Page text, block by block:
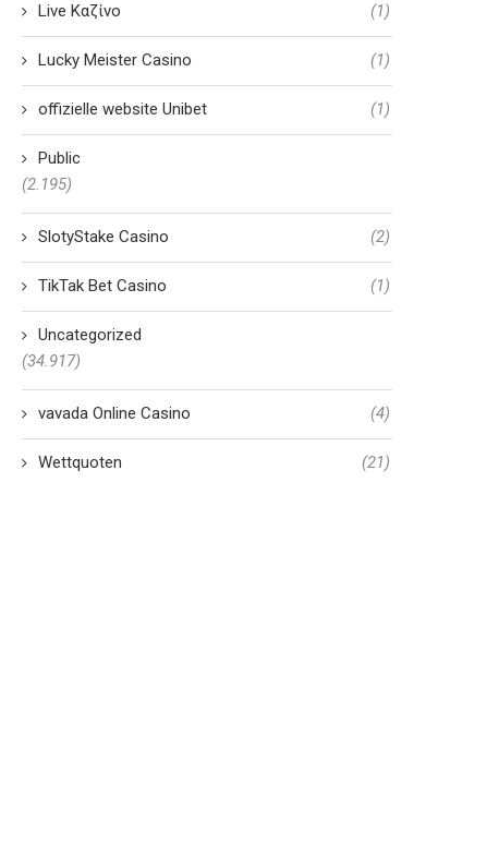
Live Καζίνο (1)
Lucky Meister Casino (1)
offizielle website Unibet (1)
Public
(2.195)
SlotyStake Casino (2)
TikTak Bet Casino (1)
Uncategorized
(34.917)
vavada Online Casino (4)
Wettquoten (21)